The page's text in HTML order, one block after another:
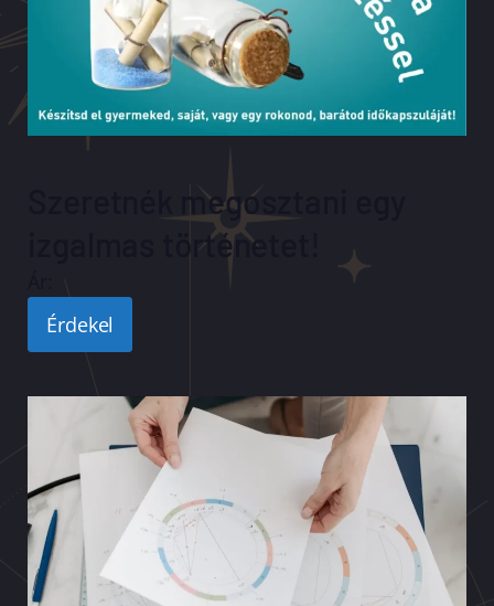
Szeretnék megosztani egy
izgalmas történetet!
Érdekel